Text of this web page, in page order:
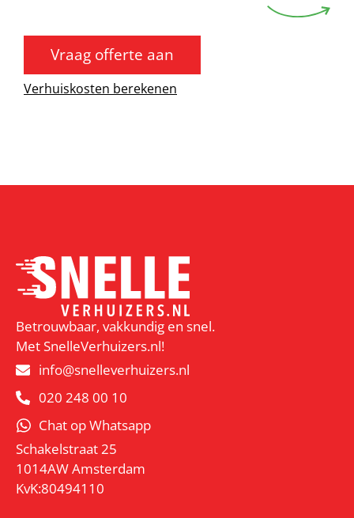
Vraag offerte aan
Verhuiskosten berekenen
Betrouwbaar, vakkundig en snel.
Met SnelleVerhuizers.nl!
info@snelleverhuizers.nl
020 248 00 10
Chat op Whatsapp
Schakelstraat 25
1014AW Amsterdam
KvK:80494110